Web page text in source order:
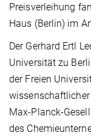
Preisverleihung
Haus (Berlin) im
Der Gerhard Ertl
Universität zu
der Freien
Max-Planck-
des